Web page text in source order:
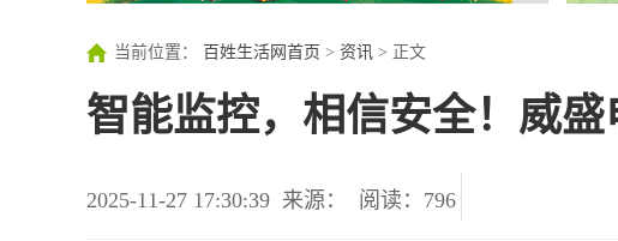
当前位置： 百姓生活网首页 > 资讯 > 正文
智能监控，相信安全！威
2025-11-27 17:30:39 来源： 阅读：796